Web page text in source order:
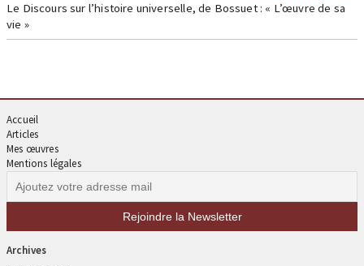
Le Discours sur l’histoire universelle, de Bossuet : « L’œuvre de sa
vie »
Accueil
Articles
Mes œuvres
Mentions légales
Archives